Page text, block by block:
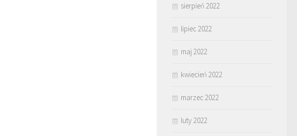
sierpień 2022
lipiec 2022
maj 2022
kwiecień 2022
marzec 2022
luty 2022